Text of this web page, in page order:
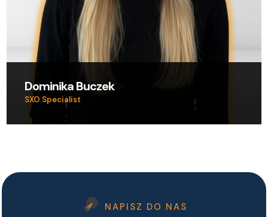
Dominika Buczek
SXO Specialist
NAPISZ DO NAS